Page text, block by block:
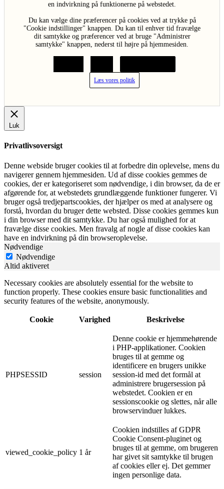
en indvirkning på funktionerne på webstedet.
Du kan vælge dine præferencer på cookies ved at trykke på
"Cookie indstillinger" knappen. Du kan til enhver tid fravælge
dit samtykke og præferencer ved at bruge "Administrer
samtykke" knappen, nederst til højre på hjemmesiden.
Læs vores politik
Luk
Privatlivsoversigt
Denne webside bruger cookies til at forbedre din oplevelse, mens du
navigerer gennem hjemmesiden. Ud af disse cookies gemmes de
cookies, der er kategoriseret som nødvendige, i din browser, da de er
afgørende for, at webstedets grundlæggende funktioner fungerer. Vi
bruger også tredjepartscookies, der hjælper os med at analysere og
forstå, hvordan du bruger dette websted. Disse cookies gemmes kun
i din browser med dit samtykke. Du har også mulighed for at
fravælge disse cookies. Men fravalg af nogle af disse cookies kan
have en indvirkning på din browseroplevelse.
Nødvendige
Nødvendige
Altid aktiveret
Necessary cookies are absolutely essential for the website to
function properly. These cookies ensure basic functionalities and
security features of the website, anonymously.
Cookie Varighed Beskrivelse
PHPSESSID session
Denne cookie er hjemmehørende
i PHP-applikationer. Cookien
bruges til at gemme og
identificere en brugers unikke
session-id med det formål at
administrere brugersession på
webstedet. Cookien er en
sessionscookie og slettes, når alle
browservinduer lukkes.
viewed_cookie_policy 1 år
Cookien indstilles af GDPR
Cookie Consent-pluginet og
bruges til at gemme, om brugeren
har givet sit samtykke til brugen
af ​​cookies eller ej. Det gemmer
ingen personlige data.